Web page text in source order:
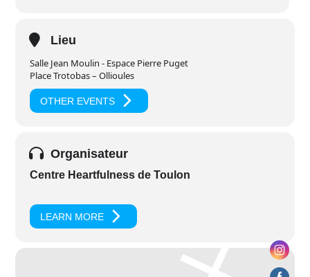
Lieu
Salle Jean Moulin - Espace Pierre Puget
Place Trotobas – Ollioules
OTHER EVENTS
Organisateur
Centre Heartfulness de Toulon
LEARN MORE